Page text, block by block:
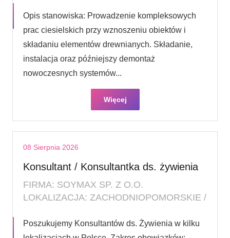
Opis stanowiska: Prowadzenie kompleksowych
prac ciesielskich przy wznoszeniu obiektów i
składaniu elementów drewnianych. Składanie,
instalacja oraz późniejszy demontaż
nowoczesnych systemów...
Więcej
08 Sierpnia 2026
Konsultant / Konsultantka ds. żywienia
FIRMA: SOYMAX SP. Z O.O.
LOKALIZACJA: ZACHODNIOPOMORSKIE /
Poszukujemy Konsultantów ds. Żywienia w kilku